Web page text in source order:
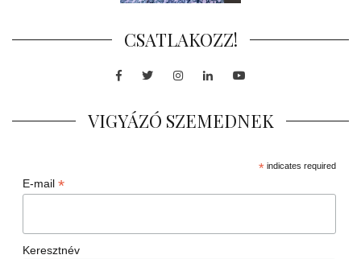
CSATLAKOZZ!
Facebook
TwitterInstagram
LinkedInYoutube
VIGYÁZÓ SZEMEDNEK
*indicates required
E-mail *
Keresztnév